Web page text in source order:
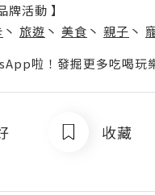
牌活動 】
丶 旅遊 丶 美食 丶 親子 丶
啦！發掘更多吃喝玩
收藏